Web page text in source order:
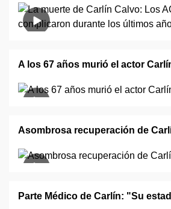
A los 67 años murió el actor
Asombrosa recuperación de
Parte Médico de Carlín: "Su